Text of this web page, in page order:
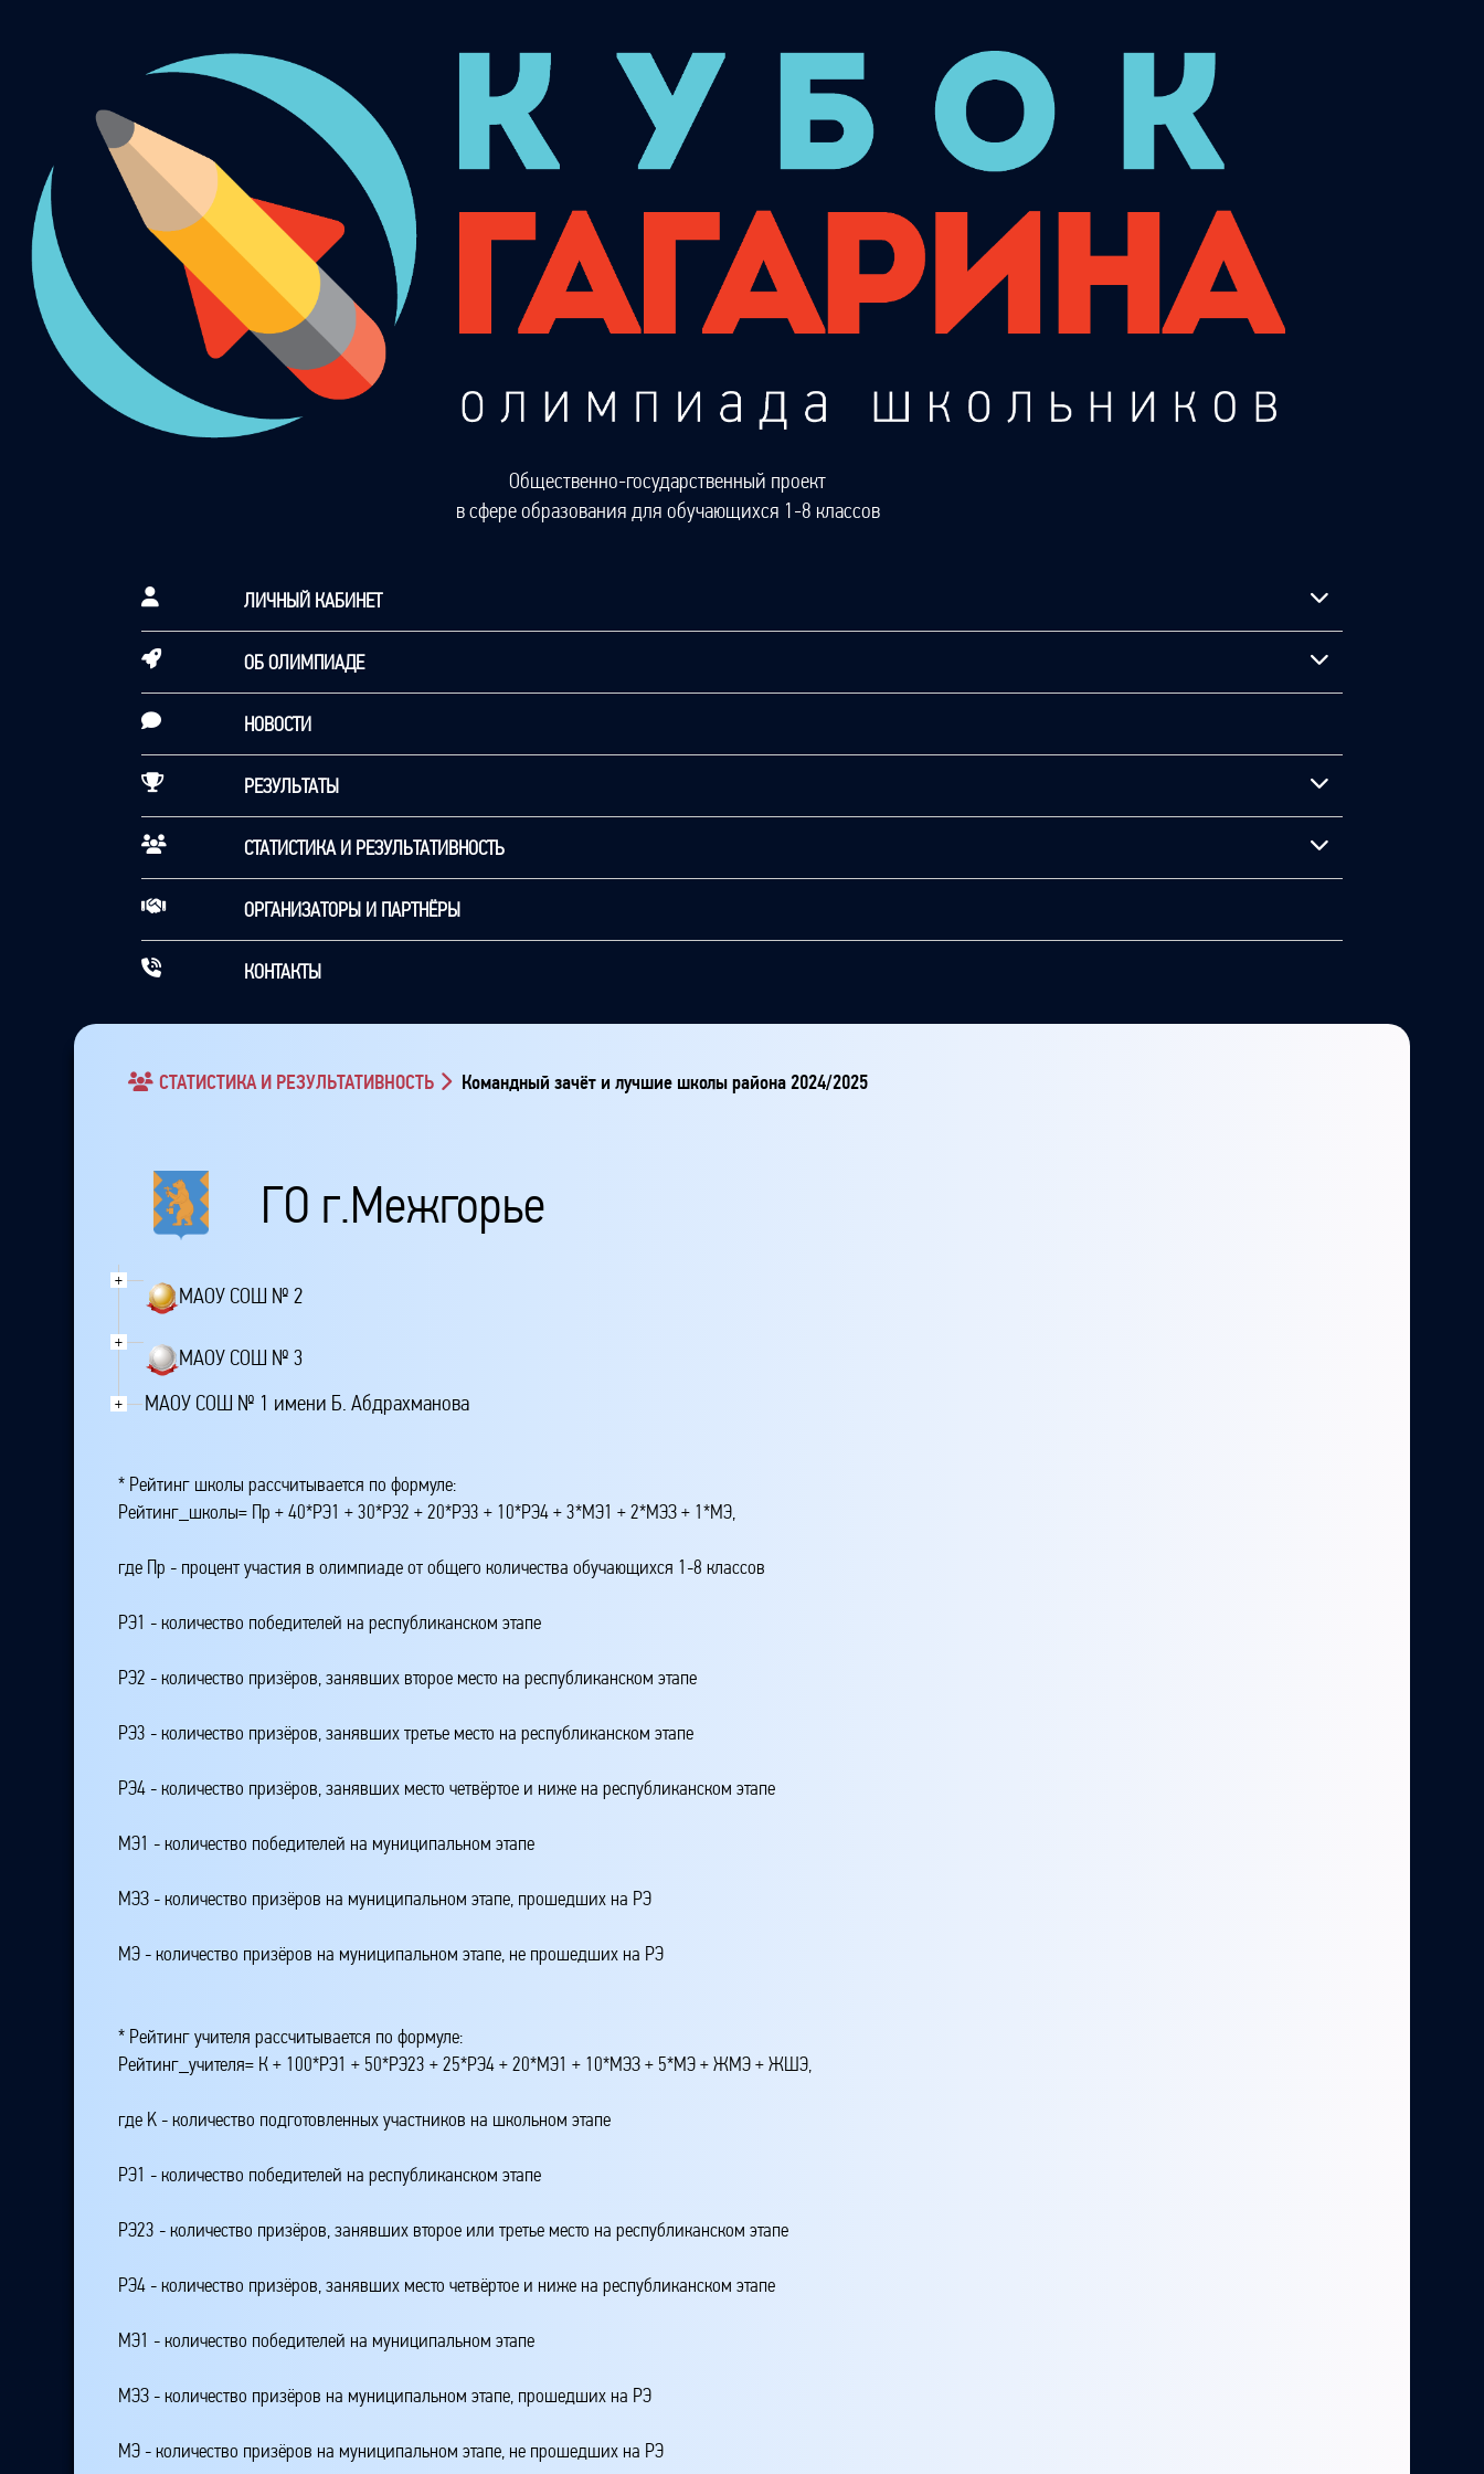
Общественно-государственный проект
в сфере образования для обучающихся 1-8 классов
ЛИЧНЫЙ КАБИНЕТ
ОБ ОЛИМПИАДЕ
НОВОСТИ
РЕЗУЛЬТАТЫ
СТАТИСТИКА И РЕЗУЛЬТАТИВНОСТЬ
ОРГАНИЗАТОРЫ И ПАРТНЁРЫ
КОНТАКТЫ
СТАТИСТИКА И РЕЗУЛЬТАТИВНОСТЬ Командный зачёт и лучшие школы района 2024/2025
ГО г.Межгорье
+
МАОУ СОШ № 2
+
МАОУ СОШ № 3
+ МАОУ СОШ № 1 имени Б. Абдрахманова
* Рейтинг школы рассчитывается по формуле:
Рейтинг_школы= Пр + 40*РЭ1 + 30*РЭ2 + 20*РЭ3 + 10*РЭ4 + 3*МЭ1 + 2*МЭЗ + 1*МЭ,
где Пр - процент участия в олимпиаде от общего количества обучающихся 1-8 классов
РЭ1 - количество победителей на республиканском этапе
РЭ2 - количество призёров, занявших второе место на республиканском этапе
РЭ3 - количество призёров, занявших третье место на республиканском этапе
РЭ4 - количество призёров, занявших место четвёртое и ниже на республиканском этапе
МЭ1 - количество победителей на муниципальном этапе
МЭЗ - количество призёров на муниципальном этапе, прошедших на РЭ
МЭ - количество призёров на муниципальном этапе, не прошедших на РЭ
* Рейтинг учителя рассчитывается по формуле:
Рейтинг_учителя= К + 100*РЭ1 + 50*РЭ23 + 25*РЭ4 + 20*МЭ1 + 10*МЭЗ + 5*МЭ + ЖМЭ + ЖШЭ,
где K - количество подготовленных участников на школьном этапе
РЭ1 - количество победителей на республиканском этапе
РЭ23 - количество призёров, занявших второе или третье место на республиканском этапе
РЭ4 - количество призёров, занявших место четвёртое и ниже на республиканском этапе
МЭ1 - количество победителей на муниципальном этапе
МЭЗ - количество призёров на муниципальном этапе, прошедших на РЭ
МЭ - количество призёров на муниципальном этапе, не прошедших на РЭ